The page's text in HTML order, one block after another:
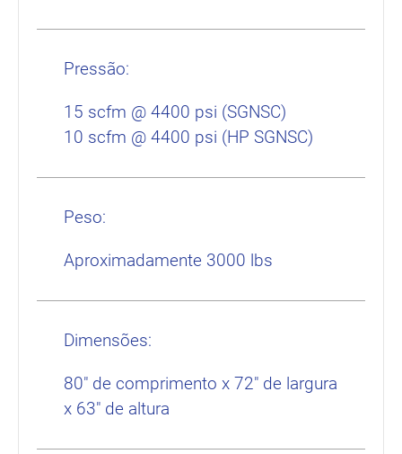
Pressão:
15 scfm @ 4400 psi (SGNSC)
10 scfm @ 4400 psi (HP SGNSC)
Peso:
Aproximadamente 3000 lbs
Dimensões:
80″ de comprimento x 72″ de largura
x 63″ de altura